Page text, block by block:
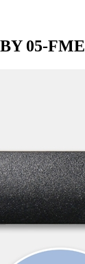
05-FME